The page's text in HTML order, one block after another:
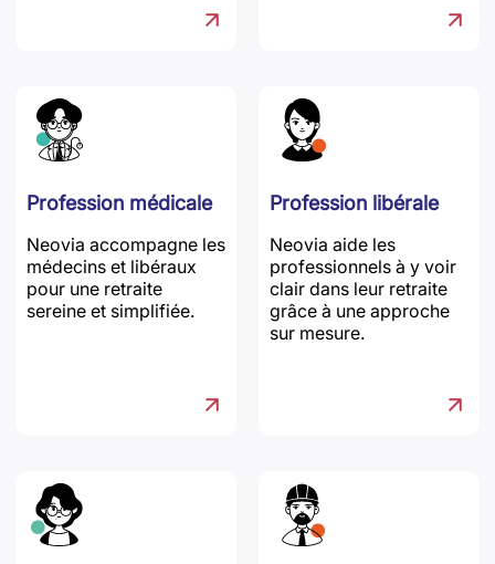
Profession médicale
Neovia accompagne les
médecins et libéraux
pour une retraite
sereine et simplifiée.
Profession libérale
Neovia aide les
professionnels à y voir
clair dans leur retraite
grâce à une approche
sur mesure.